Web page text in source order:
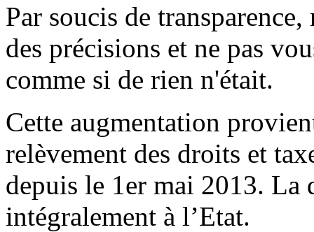
Par soucis de
des précisions et ne pas
comme si de rien n'était.
Cette augmentation
relèvement des droits et
depuis le 1er mai 2013. La
intégralement à l’Etat.